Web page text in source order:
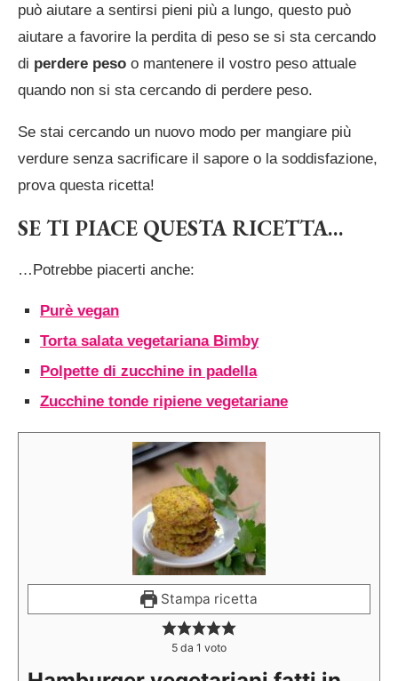
può aiutare a sentirsi pieni più a lungo, questo può
aiutare a favorire la perdita di peso se si sta cercando
di perdere peso o mantenere il vostro peso attuale
quando non si sta cercando di perdere peso.
Se stai cercando un nuovo modo per mangiare più
verdure senza sacrificare il sapore o la soddisfazione,
prova questa ricetta!
SE TI PIACE QUESTA RICETTA…
…Potrebbe piacerti anche:
Purè vegan
Torta salata vegetariana Bimby
Polpette di zucchine in padella
Zucchine tonde ripiene vegetariane
Stampa ricetta
5 da 1 voto